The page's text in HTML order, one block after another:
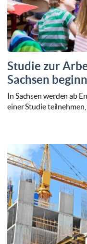
Studie zur
Sachsen
In Sachsen werden ab
einer Studie teilnehmen,